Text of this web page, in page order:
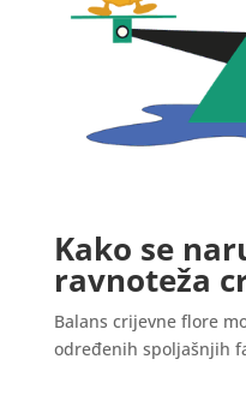
Kako se
ravnoteža
Balans crijevne flore
određenih spoljašnjih